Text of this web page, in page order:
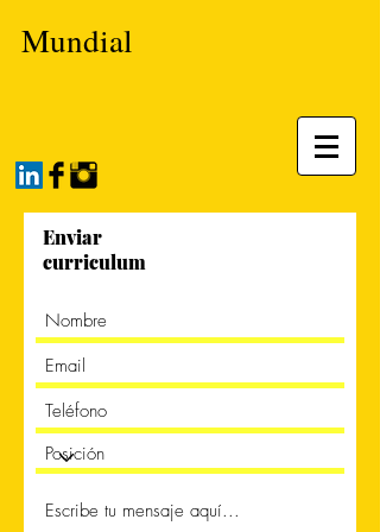
Mundial
Enviar
curriculum